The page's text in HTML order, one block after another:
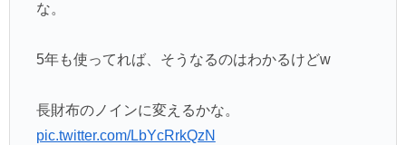
な。
5年も使ってれば、そうなるのはわかるけどw
長財布のノインに変えるかな。
pic.twitter.com/LbYcRrkQzN